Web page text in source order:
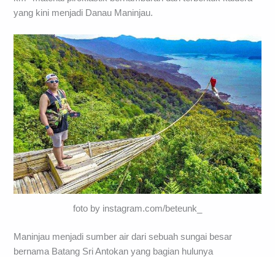
yang kini menjadi Danau Maninjau.
foto by instagram.com/beteunk_
Maninjau menjadi sumber air dari sebuah sungai besar
bernama Batang Sri Antokan yang bagian hulunya